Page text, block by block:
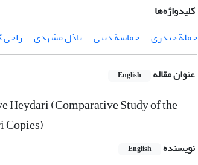
کلیدواژه‌ها
حملة حیدری
حماسة دینی باذل مشهدی راجی
عنوان مقاله English
(Comparative Study of the
نویسنده English